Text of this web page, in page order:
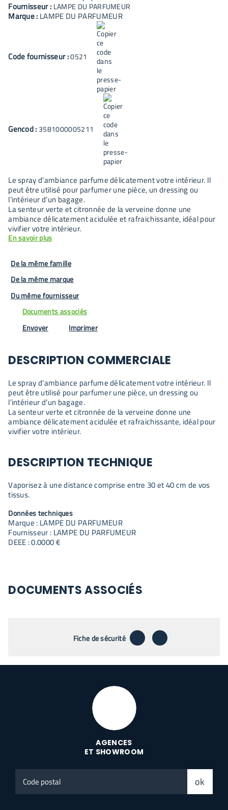
Fournisseur : LAMPE DU PARFUMEUR
Marque : LAMPE DU PARFUMEUR
Code fournisseur :0521
Gencod : 3581000005211
Le spray d'ambiance parfume délicatement votre intérieur. Il
peut être utilisé pour parfumer une pièce, un dressing ou
l’intérieur d’un bagage.
La senteur verte et citronnée de la verveine donne une
ambiance délicatement acidulée et rafraichissante, idéal pour
vivifier votre intérieur.
En savoir plus
De la même famille
De la même marque
Du même fournisseur
Documents associés
Envoyer
Imprimer
DESCRIPTION COMMERCIALE
Le spray d'ambiance parfume délicatement votre intérieur. Il
peut être utilisé pour parfumer une pièce, un dressing ou
l’intérieur d’un bagage.
La senteur verte et citronnée de la verveine donne une
ambiance délicatement acidulée et rafraichissante, idéal pour
vivifier votre intérieur.
DESCRIPTION TECHNIQUE
Vaporisez à une distance comprise entre 30 et 40 cm de vos
tissus.
Données techniques
Marque : LAMPE DU PARFUMEUR
Fournisseur : LAMPE DU PARFUMEUR
DEEE : 0.0000 €
DOCUMENTS ASSOCIÉS
Fiche de sécurité téléchargerenvoyer par
AGENCES
ET SHOWROOM
postal
ok